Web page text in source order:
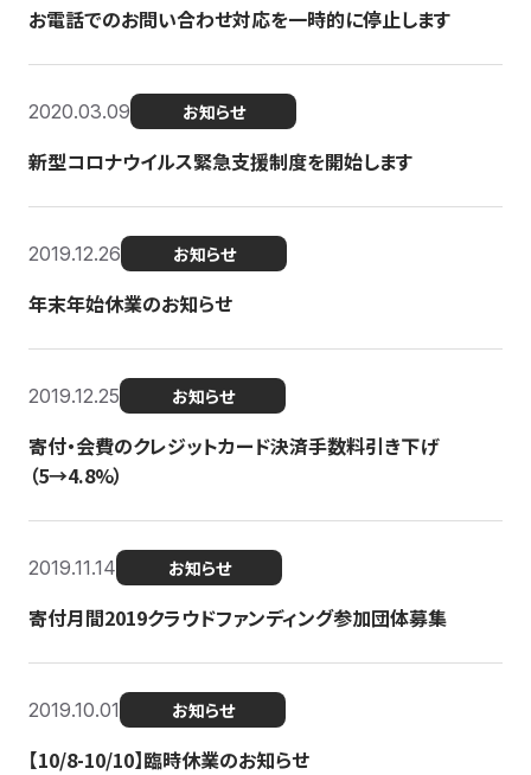
お電話でのお問い合わせ対応を一時的に停止します
2020.03.09 お知らせ
新型コロナウイルス緊急支援制度を開始します
2019.12.26 お知らせ
年末年始休業のお知らせ
2019.12.25 お知らせ
寄付・会費のクレジットカード決済手数料引き下げ
（5→4.8%）
2019.11.14 お知らせ
寄付月間2019クラウドファンディング参加団体募集
2019.10.01 お知らせ
【10/8-10/10】臨時休業のお知らせ